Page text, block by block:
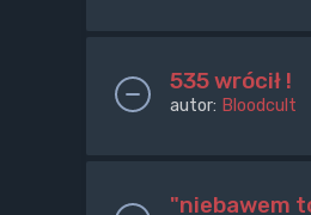
535 wrócił !
autor: Bloodcult
"niebawem